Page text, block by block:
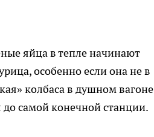
яйца в тепле начинают
особенно если она не в
колбаса в душном вагоне
до самой конечной станции.